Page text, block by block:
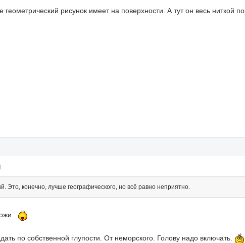
геометрический рисунок имеет на поверхности. А тут он весь ниткой
Это, конечно, лучше географического, но всё равно неприятно.
по собственной глупости. От неморского. Голову надо включать.